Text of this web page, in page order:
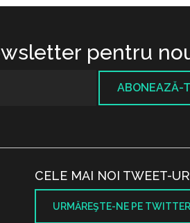
pentru
ABONEAZĂ-
CELE MAI NOI TWEET-
URMĂREŞTE-NE PE TWITTER